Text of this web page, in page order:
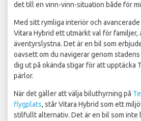
det till en vinn-vinn-situation både för
Med sitt rymliga interiör och
Vitara Hybrid ett utmärkt val för
äventyrslystna. Det är en bil som
oavsett om du navigerar genom
dig ut på okända stigar för att upptäcka
pärlor.
När det gäller att välja biluthyrning på
flygplats, står Vitara Hybrid som ett
stilfullt alternativ. Det är en bil som inte